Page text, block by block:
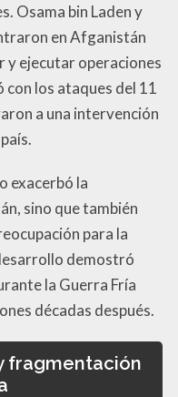
Osama bin Laden y
en Afganistán
y ejecutar operaciones
los ataques del 11
a una intervención
exacerbó la
sino que también
para la
demostró
la Guerra Fría
décadas después.
fragmentación